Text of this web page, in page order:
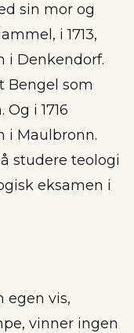
sin mor og
i 1713,
i Denkendorf.
Bengel som
i 1716
i Maulbronn.
studere teologi
eksamen i
egen vis,
vinner ingen